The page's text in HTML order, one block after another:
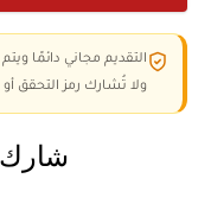
التقديم مجاني دائمًا
ولا تُشارك رمز التحقق
شارك